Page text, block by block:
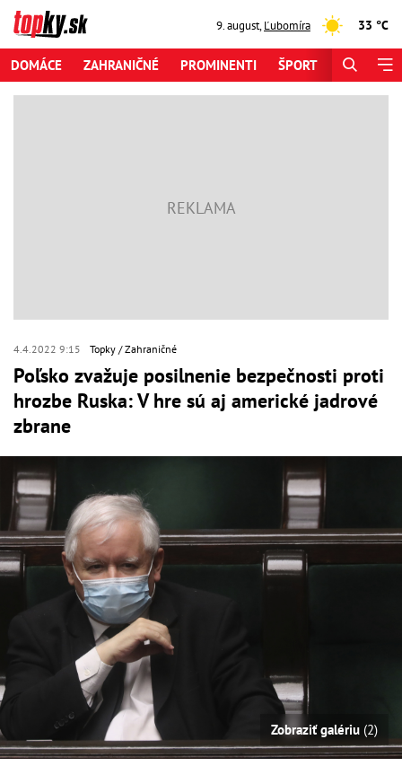
9. august,Ľubomíra 33 °C
DOMÁCE ZAHRANIČNÉ PROMINENTI ŠPORT
4.4.2022 9:15 Topky Zahraničné
Poľsko zvažuje posilnenie bezpečnosti proti
hrozbe Ruska: V hre sú aj americké jadrové
zbrane
Zobraziť galériu (2)